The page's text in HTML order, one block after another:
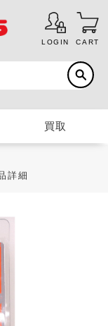
LOGIN CART
買取
詳細